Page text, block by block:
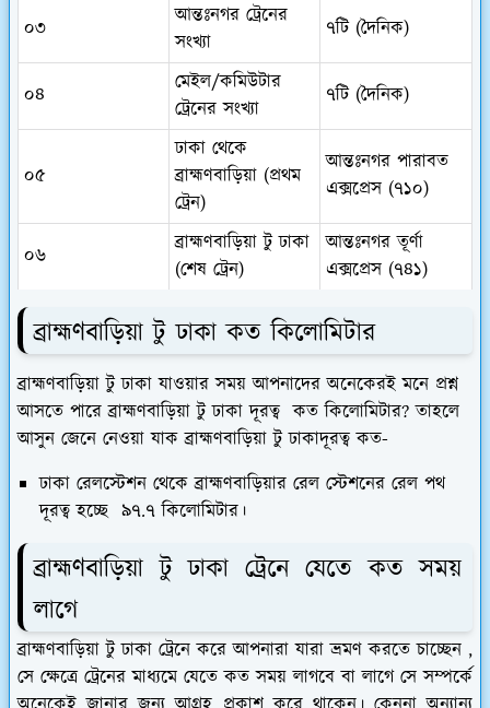
০৩
আন্তঃনগর ট্রেনের
সংখ্যা
৭টি (দৈনিক)
০৪
মেইল/কমিউটার
ট্রেনের সংখ্যা
৭টি (দৈনিক)
০৫
ঢাকা থেকে
ব্রাহ্মণবাড়িয়া (প্রথম
ট্রেন)
আন্তঃনগর পারাবত
এক্সপ্রেস (৭১০)
০৬
ব্রাহ্মণবাড়িয়া টু ঢাকা
(শেষ ট্রেন)
আন্তঃনগর তূর্ণা
এক্সপ্রেস (৭৪১)
ব্রাহ্মণবাড়িয়া টু ঢাকা কত কিলোমিটার
ব্রাহ্মণবাড়িয়া টু ঢাকা যাওয়ার সময় আপনাদের অনেকেরই মনে প্রশ্ন
আসতে পারে ব্রাহ্মণবাড়িয়া টু ঢাকা দূরত্ব কত কিলোমিটার? তাহলে
আসুন জেনে নেওয়া যাক ব্রাহ্মণবাড়িয়া টু ঢাকাদূরত্ব কত-
ঢাকা রেলস্টেশন থেকে ব্রাহ্মণবাড়িয়ার রেল স্টেশনের রেল পথ
দূরত্ব হচ্ছে ৯৭.৭ কিলোমিটার।
ব্রাহ্মণবাড়িয়া টু ঢাকা ট্রেনে যেতে কত সময়
লাগে
ব্রাহ্মণবাড়িয়া টু ঢাকা ট্রেনে করে আপনারা যারা ভ্রমণ করতে চাচ্ছেন ,
সে ক্ষেত্রে ট্রেনের মাধ্যমে যেতে কত সময় লাগবে বা লাগে সে সম্পর্কে